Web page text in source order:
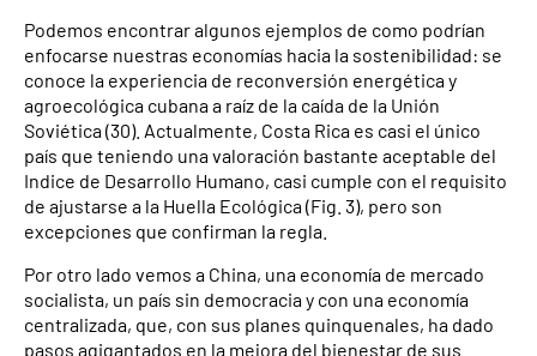
Podemos encontrar algunos ejemplos de como podrían
enfocarse nuestras economías hacia la sostenibilidad: se
conoce la experiencia de reconversión energética y
agroecológica cubana a raíz de la caída de la Unión
Soviética (30). Actualmente, Costa Rica es casi el único
país que teniendo una valoración bastante aceptable del
Indice de Desarrollo Humano, casi cumple con el requisito
de ajustarse a la Huella Ecológica (Fig. 3), pero son
excepciones que confirman la regla.
Por otro lado vemos a China, una economía de mercado
socialista, un país sin democracia y con una economía
centralizada, que, con sus planes quinquenales, ha dado
pasos agigantados en la mejora del bienestar de sus